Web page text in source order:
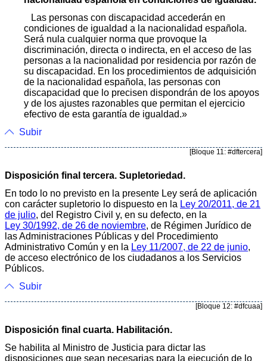
Las personas con discapacidad accederán en
condiciones de igualdad a la nacionalidad española.
Será nula cualquier norma que provoque la
discriminación, directa o indirecta, en el acceso de las
personas a la nacionalidad por residencia por razón de
su discapacidad. En los procedimientos de adquisición
de la nacionalidad española, las personas con
discapacidad que lo precisen dispondrán de los apoyos
y de los ajustes razonables que permitan el ejercicio
efectivo de esta garantía de igualdad.»
Subir
[Bloque 11: #dftercera]
Disposición final tercera. Supletoriedad.
En todo lo no previsto en la presente Ley será de aplicación
con carácter supletorio lo dispuesto en la Ley 20/2011, de 21
de julio, del Registro Civil y, en su defecto, en la
Ley 30/1992, de 26 de noviembre, de Régimen Jurídico de
las Administraciones Públicas y del Procedimiento
Administrativo Común y en la Ley 11/2007, de 22 de junio,
de acceso electrónico de los ciudadanos a los Servicios
Públicos.
Subir
[Bloque 12: #dfcuaa]
Disposición final cuarta. Habilitación.
Se habilita al Ministro de Justicia para dictar las
disposiciones que sean necesarias para la ejecución de lo